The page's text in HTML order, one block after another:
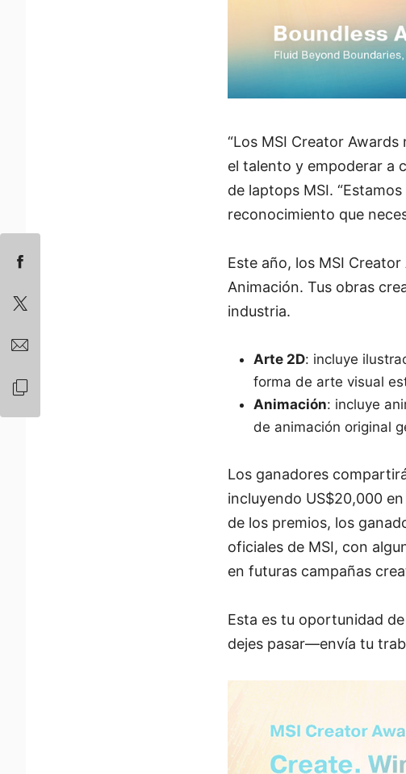
“Los MSI Creator
el talento y empoderar a
de laptops MSI.
reconocimiento que
Este año, los MSI
Animación. Tus obras
industria.
Arte 2D: incluye
forma de arte visual
Animación: incluye
de animación original
Los ganadores
incluyendo US$20,000
de los premios, los
oficiales de MSI, con
en futuras campañas
Esta es tu oportunidad
dejes pasar—envía tu